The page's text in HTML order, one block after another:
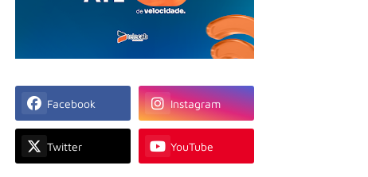
Facebook Instagram
Twitter YouTube